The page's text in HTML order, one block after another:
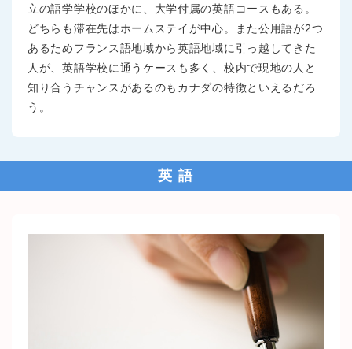
立の語学学校のほかに、大学付属の英語コースもある。
どちらも滞在先はホームステイが中心。また公用語が2つ
あるためフランス語地域から英語地域に引っ越してきた
人が、英語学校に通うケースも多く、校内で現地の人と
知り合うチャンスがあるのもカナダの特徴といえるだろ
う。
英 語